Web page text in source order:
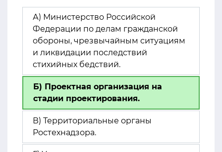
А) Министерство Российской
Федерации по делам гражданской
обороны, чрезвычайным ситуациям
и ликвидации последствий
стихийных бедствий.
Б) Проектная организация на
стадии проектирования.
В) Территориальные органы
Ростехнадзора.